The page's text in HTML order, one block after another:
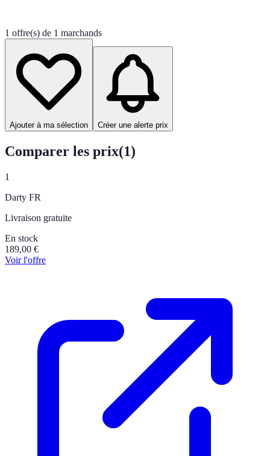
1 offre(s) de 1 marchands
Ajouter à ma sélection Créer une alerte prix
Comparer les prix(1)
1
Darty FR
Livraison gratuite
En stock
189,00 €
Voir l'offre